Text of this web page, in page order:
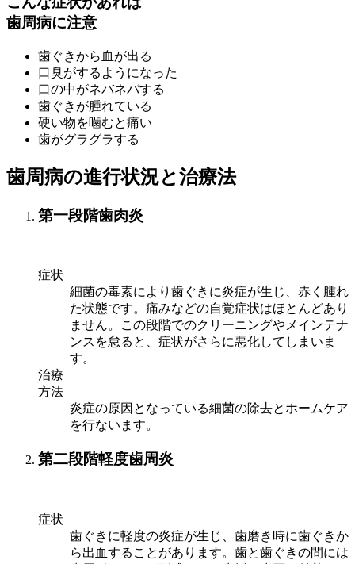
歯周病に注意
歯ぐきから血が出る
口臭がするようになった
口の中がネバネバする
歯ぐきが腫れている
硬い物を噛むと痛い
歯がグラグラする
歯周病の進行状況と治療法
第一段階歯肉炎
症状
細菌の毒素により歯ぐきに炎症が生じ、赤く腫れ
た状態です。痛みなどの自覚症状はほとんどあり
ません。この段階でのクリーニングやメインテナ
ンスを怠ると、症状がさらに悪化してしまいま
す。
治療
方法
炎症の原因となっている細菌の除去とホームケア
を行ないます。
第二段階軽度歯周炎
症状
歯ぐきに軽度の炎症が生じ、歯磨き時に歯ぐきか
ら出血することがあります。歯と歯ぐきの間には